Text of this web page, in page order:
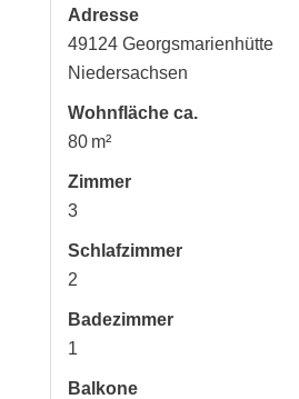
Adresse
49124 Georgsmarienhütte
Niedersachsen
Wohnfläche ca.
80 m²
Zimmer
3
Schlafzimmer
2
Badezimmer
1
Balkone